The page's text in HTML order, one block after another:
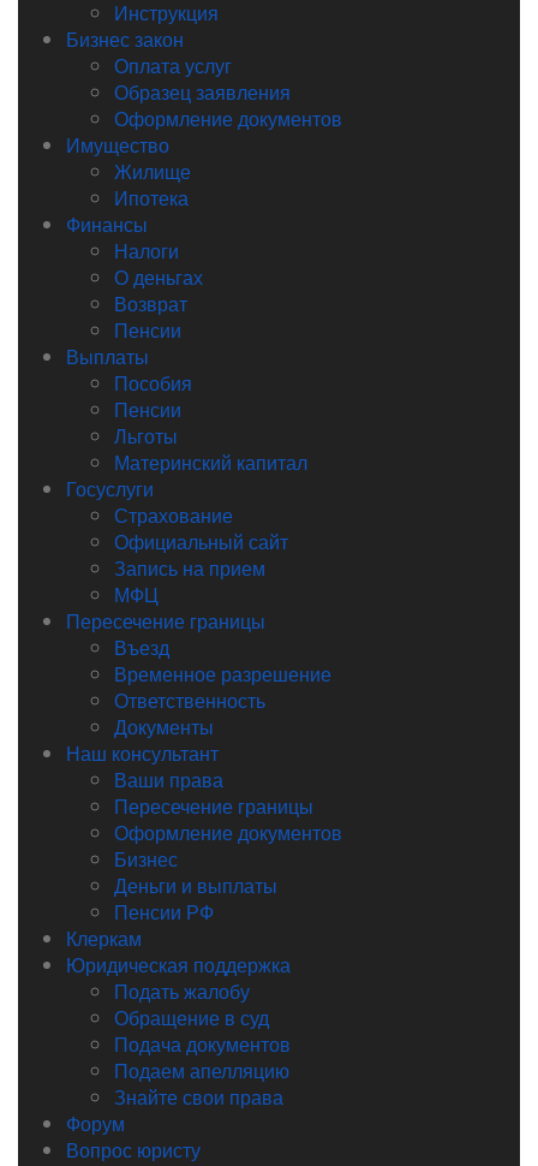
Инструкция
Бизнес закон
Оплата услуг
Образец заявления
Оформление документов
Имущество
Жилище
Ипотека
Финансы
Налоги
О деньгах
Возврат
Пенсии
Выплаты
Пособия
Пенсии
Льготы
Материнский капитал
Госуслуги
Страхование
Официальный сайт
Запись на прием
МФЦ
Пересечение границы
Въезд
Временное разрешение
Ответственность
Документы
Наш консультант
Ваши права
Пересечение границы
Оформление документов
Бизнес
Деньги и выплаты
Пенсии РФ
Клеркам
Юридическая поддержка
Подать жалобу
Обращение в суд
Подача документов
Подаем апелляцию
Знайте свои права
Форум
Вопрос юристу